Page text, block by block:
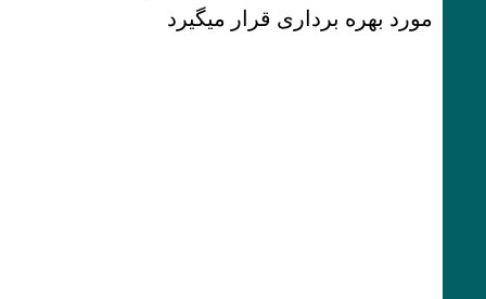
مورد بهره برداری قرار میگیرد